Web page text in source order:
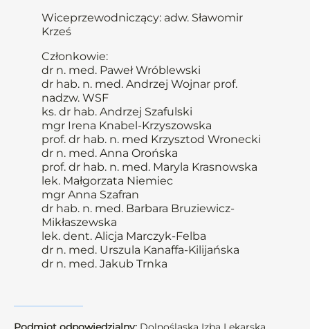
Wiceprzewodniczący: adw. Sławomir
Krześ
Członkowie:
dr n. med. Paweł Wróblewski
dr hab. n. med. Andrzej Wojnar prof.
nadzw. WSF
ks. dr hab. Andrzej Szafulski
mgr Irena Knabel-Krzyszowska
prof. dr hab. n. med Krzysztod Wronecki
dr n. med. Anna Orońska
prof. dr hab. n. med. Maryla Krasnowska
lek. Małgorzata Niemiec
mgr Anna Szafran
dr hab. n. med. Barbara Bruziewicz-
Mikłaszewska
lek. dent. Alicja Marczyk-Felba
dr n. med. Urszula Kanaffa-Kilijańska
dr n. med. Jakub Trnka